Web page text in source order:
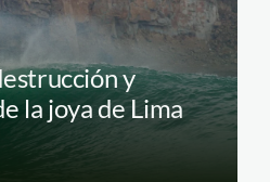
y
la joya de Lima